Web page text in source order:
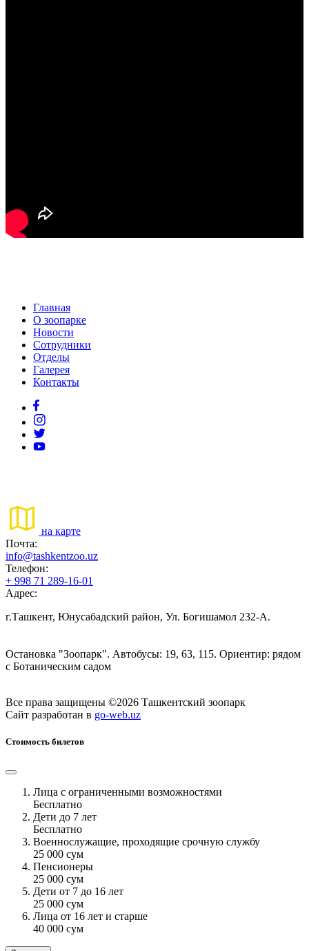
Главная
О зоопарке
Новости
Сотрудники
Отделы
Галерея
Контакты
на карте
Почта:
info@tashkentzoo.uz
Телефон:
+ 998 71 289-16-01
Адрес:
г.Ташкент, Юнусабадский район, Ул. Богишамол 232-А.
Остановка "Зоопарк". Автобусы: 19, 63, 115. Ориентир: рядом
с Ботаническим садом
Все права защищены ©2026 Ташкентский зоопарк
Сайт разработан в go-web.uz
Стоимость билетов
Лица с ограниченными возможностями
Бесплатно
Дети до 7 лет
Бесплатно
Военнослужащие, проходящие срочную службу
25 000 сум
Пенсионеры
25 000 сум
Дети от 7 до 16 лет
25 000 сум
Лица от 16 лет и старше
40 000 сум